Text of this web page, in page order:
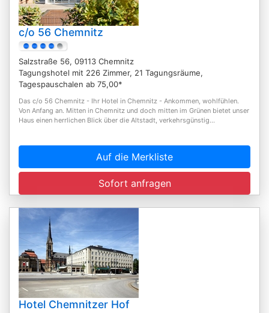
c/o 56 Chemnitz
Salzstraße 56, 09113 Chemnitz
Tagungshotel mit 226 Zimmer, 21 Tagungsräume,
Tagespauschalen ab 75,00*
Das c/o 56 Chemnitz - Ihr Hotel in Chemnitz - Ankommen, wohlfühlen.
Von Anfang an. Mitten in Chemnitz und doch mitten im Grünen bietet unser
Haus einen herrlichen Blick über die Altstadt, verkehrsgünstig...
Auf die Merkliste
Sofort anfragen
Hotel Chemnitzer Hof